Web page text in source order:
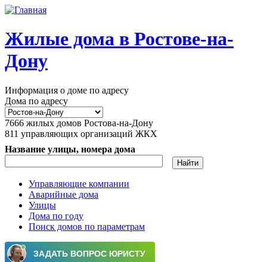
Перейти к основному содержанию
Жилые дома в Ростове-на-
Дону
Информация о доме по адресу
Дома по адресу
7666 жилых домов Ростова-на-Дону
811 управляющих организаций ЖКХ
Название улицы, номера дома
Главное меню
Управляющие компании
Аварийные дома
Улицы
Дома по году
Поиск домов по параметрам